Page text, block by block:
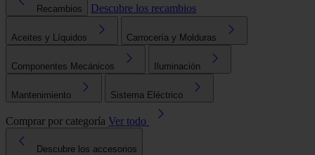
Recambios Descubre los recambios
Aceites y Líquidos Carrocería y Molduras
Componentes Mecánicos Iluminación
Mantenimiento Sistema Eléctrico
Comprar por categoría Ver todo
Descubre los accesorios